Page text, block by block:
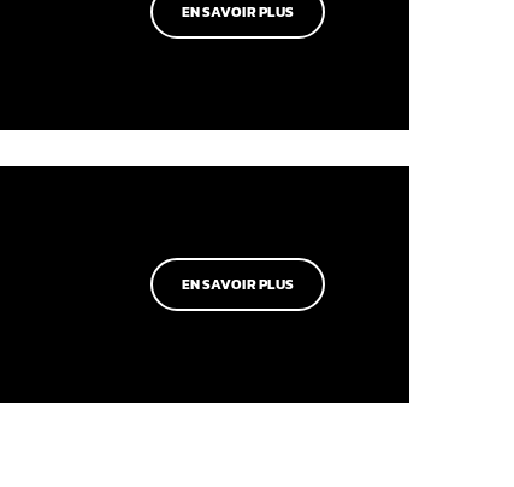
EN SAVOIR PLUS
EN SAVOIR PLUS